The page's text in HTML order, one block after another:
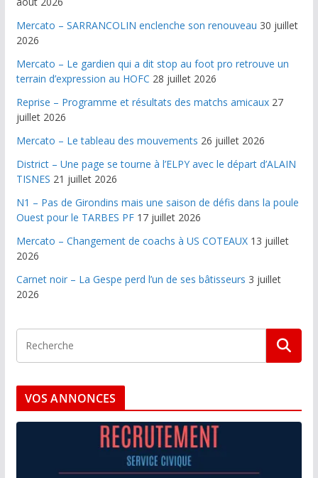
Mercato – SARRANCOLIN enclenche son renouveau 30 juillet
2026
Mercato – Le gardien qui a dit stop au foot pro retrouve un
terrain d’expression au HOFC 28 juillet 2026
Reprise – Programme et résultats des matchs amicaux 27
juillet 2026
Mercato – Le tableau des mouvements 26 juillet 2026
District – Une page se tourne à l’ELPY avec le départ d’ALAIN
TISNES 21 juillet 2026
N1 – Pas de Girondins mais une saison de défis dans la poule
Ouest pour le TARBES PF 17 juillet 2026
Mercato – Changement de coachs à US COTEAUX 13 juillet
2026
Carnet noir – La Gespe perd l’un de ses bâtisseurs 3 juillet
2026
VOS ANNONCES